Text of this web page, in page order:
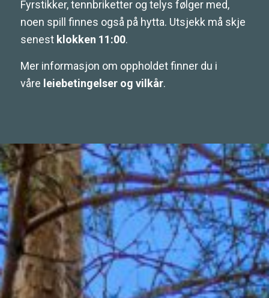
Fyrstikker, tennbriketter og telys følger med,
noen spill finnes også på hytta. Utsjekk må skje
senest klokken 11:00.
Mer informasjon om oppholdet finner du i
våre leiebetingelser og vilkår.